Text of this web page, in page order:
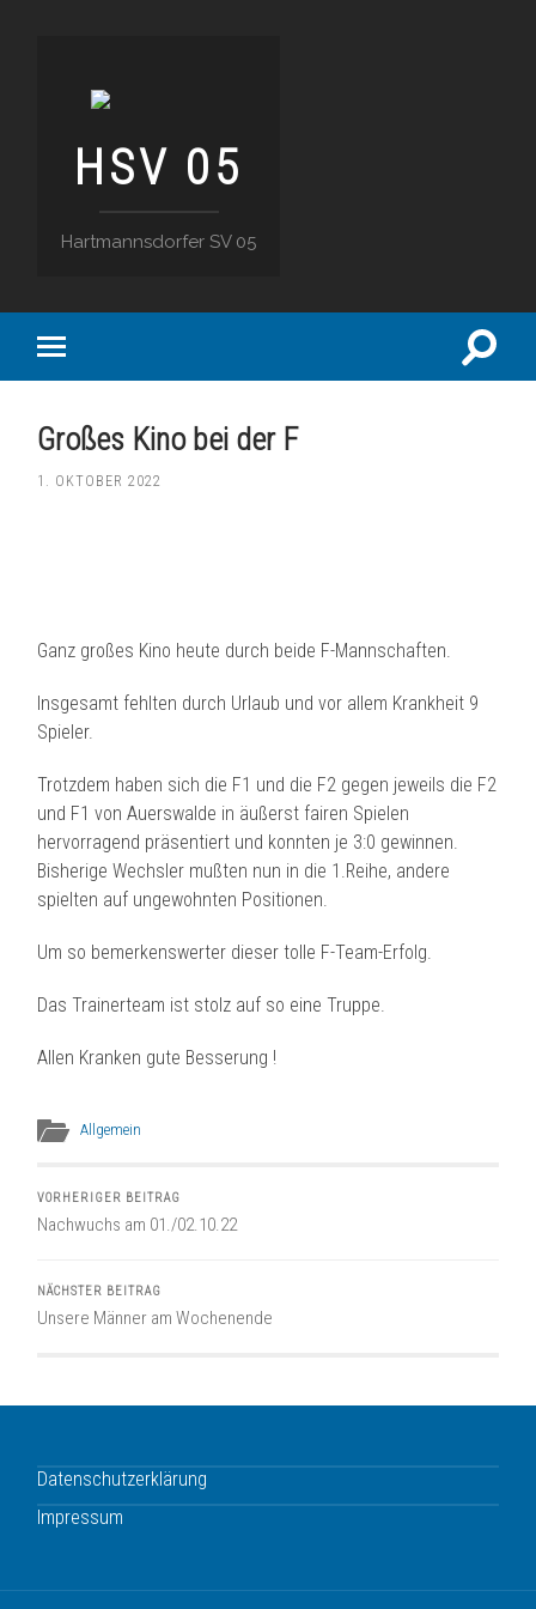
HSV 05
Hartmannsdorfer SV 05
Mobile-
Menü
Großes Kino bei der F
1. OKTOBER 2022
Ganz großes Kino heute durch beide F-Mannschaften.
Insgesamt fehlten durch Urlaub und vor allem Krankheit 9
Spieler.
Trotzdem haben sich die F1 und die F2 gegen jeweils die F2
und F1 von Auerswalde in äußerst fairen Spielen
hervorragend präsentiert und konnten je 3:0 gewinnen.
Bisherige Wechsler mußten nun in die 1.Reihe, andere
spielten auf ungewohnten Positionen.
Um so bemerkenswerter dieser tolle F-Team-Erfolg.
Das Trainerteam ist stolz auf so eine Truppe.
Allen Kranken gute Besserung !
Allgemein
VORHERIGER BEITRAG
Nachwuchs am 01./02.10.22
NÄCHSTER BEITRAG
Unsere Männer am Wochenende
Datenschutzerklärung
Impressum